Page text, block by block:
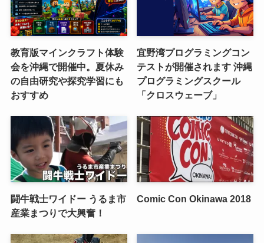
教育版マインクラフト体験
会を沖縄で開催中。夏休み
の自由研究や探究学習にも
おすすめ
宜野湾プログラミングコン
テストが開催されます 沖縄
プログラミングスクール
「クロスウェーブ」
闘牛戦士ワイドー うるま市
産業まつりで大興奮！
Comic Con Okinawa 2018